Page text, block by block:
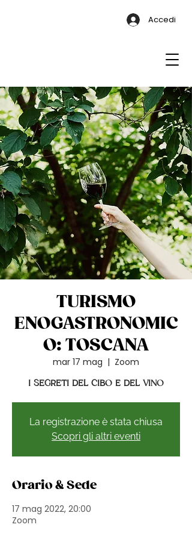
Accedi
TURISMO
ENOGASTRONOMIC
O: TOSCANA
mar 17 mag
  |
Zoom
I SEGRETI DEL CIBO E DEL VINO
La registrazione è stata chiusa
Scopri gli altri eventi
Orario & Sede
17 mag 2022, 20:00
Zoom